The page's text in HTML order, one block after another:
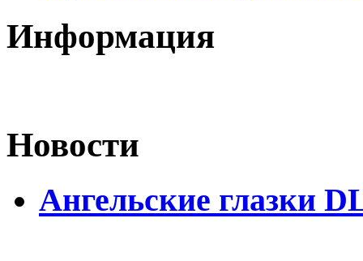
Информация
Новости
Ангельские глазки